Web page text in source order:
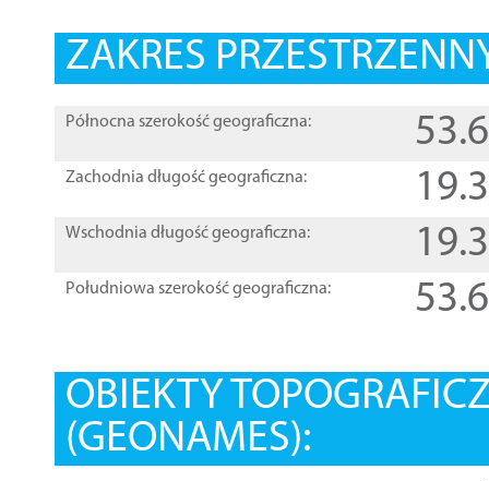
ZAKRES
Północna szerokość geograficzna:
Zachodnia długość geograficzna:
Wschodnia długość geograficzna:
Południowa szerokość geograficzna:
OBIEKTY
(GEONAMES):